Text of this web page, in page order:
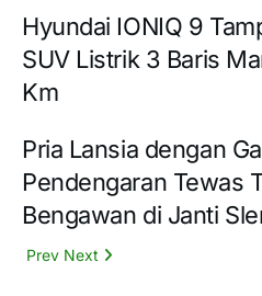
Hyundai IONIQ 9
SUV Listrik 3 Baris
Km
Pria Lansia dengan
Pendengaran Tewas
Bengawan di Janti
Prev Next